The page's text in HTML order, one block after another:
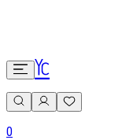
0